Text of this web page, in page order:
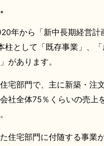
年から「新中長期経営計
柱として「既存事業」、「
があります。
宅部門で、主に新築・注
社全体75％くらいの売上
住宅部門に付随する事業